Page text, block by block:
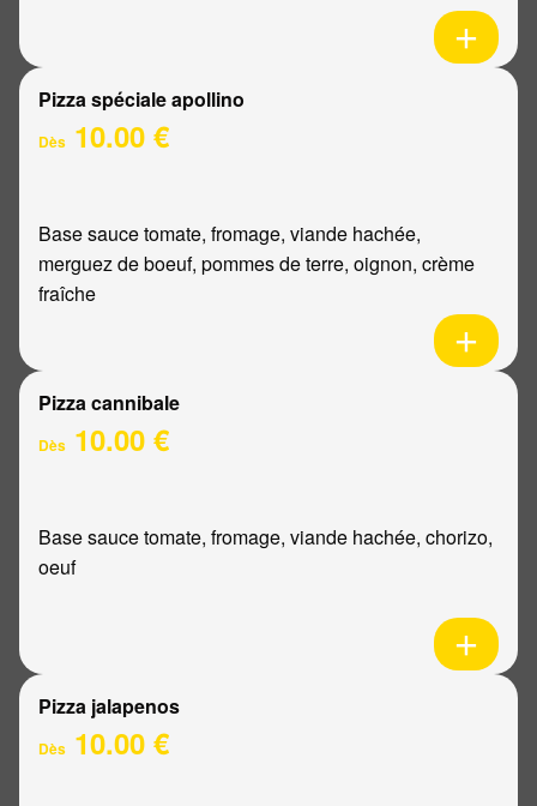
Pizza spéciale apollino
Dès 10.00 €
Base sauce tomate, fromage, viande hachée,
merguez de boeuf, pommes de terre, oignon, crème
fraîche
Pizza cannibale
Dès 10.00 €
Base sauce tomate, fromage, viande hachée, chorizo,
oeuf
Pizza jalapenos
Dès 10.00 €